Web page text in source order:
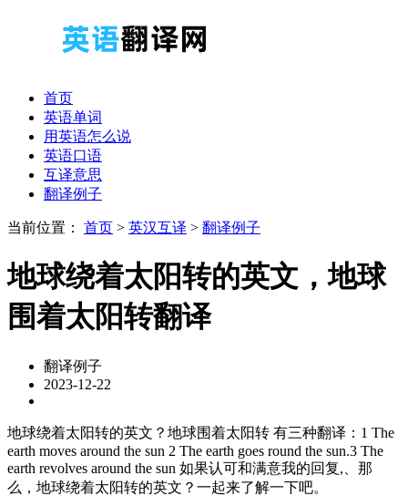
首页
英语单词
用英语怎么说
英语口语
互译意思
翻译例子
当前位置： 首页 > 英汉互译 > 翻译例子
地球绕着太阳转的英文，地球
围着太阳转翻译
翻译例子
2023-12-22
地球绕着太阳转的英文？地球围着太阳转 有三种翻译：1 The
earth moves around the sun 2 The earth goes round the sun.3 The
earth revolves around the sun 如果认可和满意我的回复,、那
么，地球绕着太阳转的英文？一起来了解一下吧。